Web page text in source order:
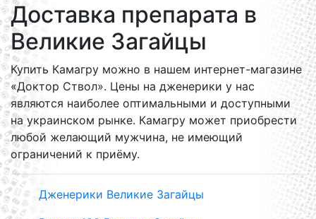
Доставка препарата в
Великие Загайцы
Купить Камагру можно в нашем интернет-магазине
«Доктор Ствол». Цены на дженерики у нас
являются наиболее оптимальными и доступными
на украинском рынке. Камагру может приобрести
любой желающий мужчина, не имеющий
ограничений к приёму.
Дженерики Великие Загайцы